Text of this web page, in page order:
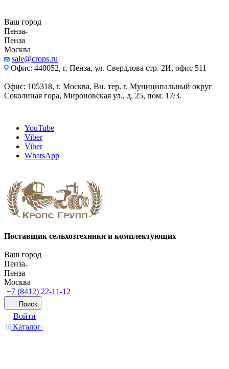
Ваш город
Пенза
Пенза
Москва
sale@crops.ru
Офис: 440052, г. Пенза, ул. Свердлова стр. 2И, офис 511
Офис: 105318, г. Москва, Вн. тер. г. Муниципальный округ
Соколиная гора, Мироновская ул., д. 25, пом. 17/3.
YouTube
Viber
Viber
WhatsApp
Поставщик сельхозтехники и комплектующих
Ваш город
Пенза
Пенза
Москва
+7 (8412) 22-11-12
Поиск
Войти
Каталог